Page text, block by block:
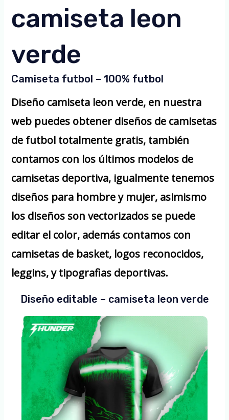
camiseta leon
verde
Camiseta futbol – 100% futbol
Diseño camiseta leon verde, en nuestra
web puedes obtener diseños de camisetas
de futbol totalmente gratis, también
contamos con los últimos modelos de
camisetas deportiva, igualmente tenemos
diseños para hombre y mujer, asimismo
los diseños son vectorizados se puede
editar el color, además contamos con
camisetas de basket, logos reconocidos,
leggins, y tipografias deportivas.
Diseño editable – camiseta leon verde